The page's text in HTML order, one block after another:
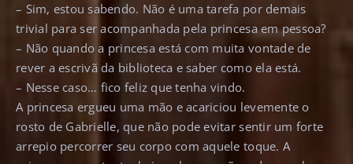
– Sim, estou sabendo. Não é uma tarefa por demais
trivial para ser acompanhada pela princesa em pessoa?
– Não quando a princesa está com muita vontade de
rever a escrivã da biblioteca e saber como ela está.
– Nesse caso… fico feliz que tenha vindo.
A princesa ergueu uma mão e acariciou levemente o
rosto de Gabrielle, que não pode evitar sentir um forte
arrepio percorrer seu corpo com aquele toque. A